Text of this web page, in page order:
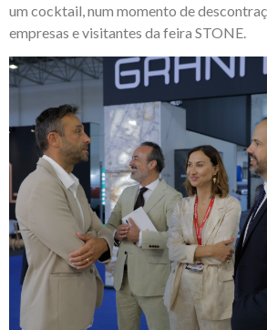
um cocktail, num momento de
empresas e visitantes da feira STONE.